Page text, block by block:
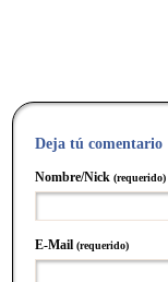
Deja tú comentario
Nombre/Nick (requerido)
E-Mail (requerido)